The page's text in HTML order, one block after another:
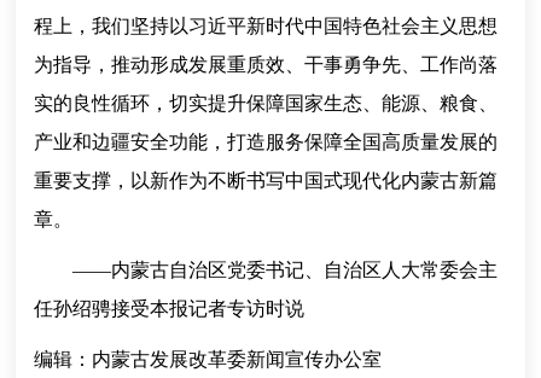
程上，我们坚持以习近平新时代中国特色社会主义思想
为指导，推动形成发展重质效、干事勇争先、工作尚落
实的良性循环，切实提升保障国家生态、能源、粮食、
产业和边疆安全功能，打造服务保障全国高质量发展的
重要支撑，以新作为不断书写中国式现代化内蒙古新篇
章。
——内蒙古自治区党委书记、自治区人大常委会主
任孙绍骋接受本报记者专访时说
编辑：内蒙古发展改革委新闻宣传办公室